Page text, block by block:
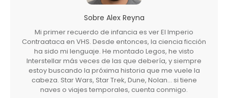
Sobre Alex Reyna
Mi primer recuerdo de infancia es ver El Imperio
Contraataca en VHS. Desde entonces, la ciencia ficción
ha sido mi lenguaje. He montado Legos, he visto
Interstellar más veces de las que debería, y siempre
estoy buscando la próxima historia que me vuele la
cabeza. Star Wars, Star Trek, Dune, Nolan… si tiene
naves o viajes temporales, cuenta conmigo.